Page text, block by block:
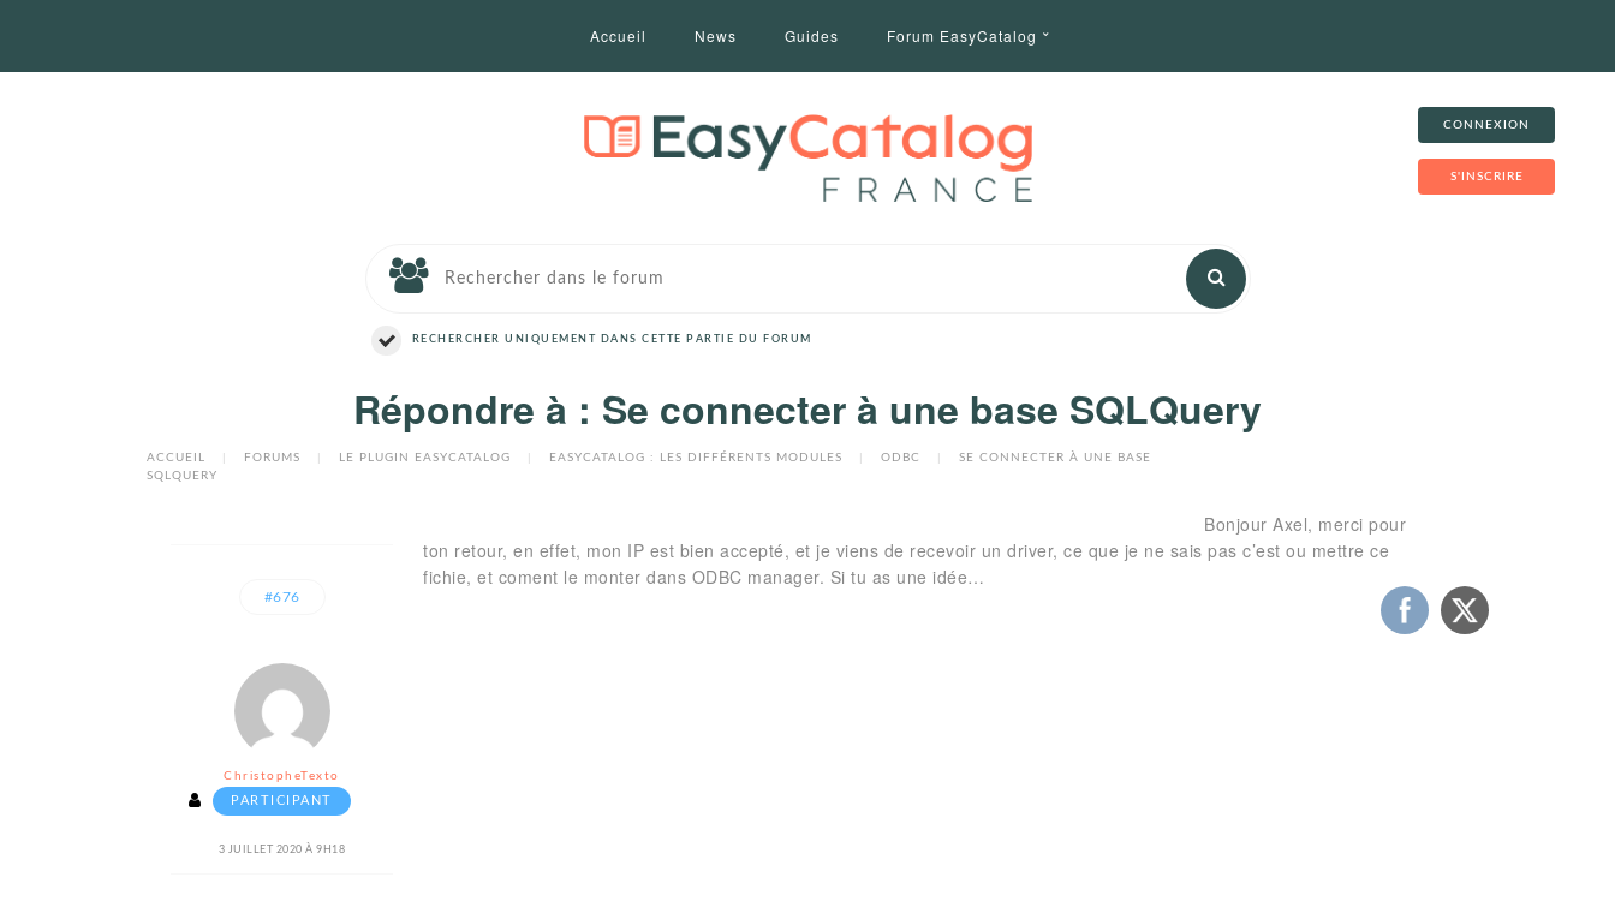
Accueil News Guides Forum EasyCatalog
CONNEXION
S'INSCRIRE
RECHERCHER UNIQUEMENT DANS CETTE PARTIE DU FORUM
Répondre à : Se connecter à une base SQLQuery
ACCUEIL FORUMS LE PLUGIN EASYCATALOG EASYCATALOG : LES DIFFÉRENTS MODULES ODBC
SE CONNECTER À UNE BASE
SQLQUERY
#676
ChristopheTexto
PARTICIPANT
3 JUILLET 2020 À 9H18
Bonjour Axel, merci pour
ton retour, en effet, mon IP est bien accepté, et je viens de recevoir un driver, ce que je ne sais pas c’est ou mettre ce
fichie, et coment le monter dans ODBC manager. Si tu as une idée…